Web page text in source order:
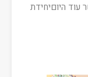
עוד היוםיחידת